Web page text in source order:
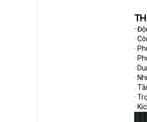
·
·
·
·
·
·
.
·
·